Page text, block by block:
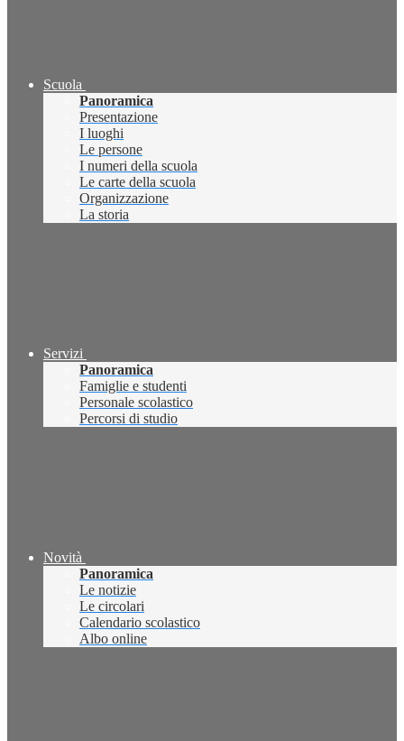
Scuola
Panoramica
Presentazione
I luoghi
Le persone
I numeri della scuola
Le carte della scuola
Organizzazione
La storia
Servizi
Panoramica
Famiglie e studenti
Personale scolastico
Percorsi di studio
Novità
Panoramica
Le notizie
Le circolari
Calendario scolastico
Albo online